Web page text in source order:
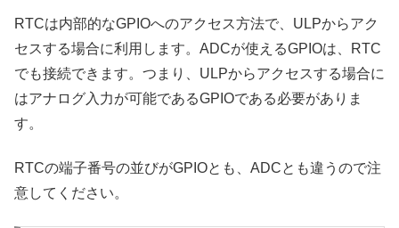
RTCは内部的なGPIOへのアクセス方法で、ULPからアク
セスする場合に利用します。ADCが使えるGPIOは、RTC
でも接続できます。つまり、ULPからアクセスする場合に
はアナログ入力が可能であるGPIOである必要がありま
す。
RTCの端子番号の並びがGPIOとも、ADCとも違うので注
意してください。